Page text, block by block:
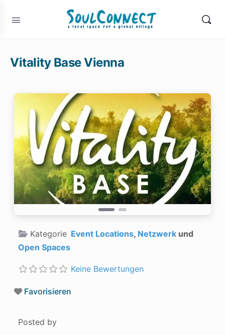
Vitality Base Vienna
Previous Next
Kategorie Event Locations, Netzwerk und
Open Spaces
Keine Bewertungen
Favorisieren
Posted by